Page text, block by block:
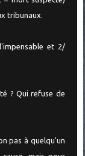
tribunaux.
et 2/
? Qui refuse de
pas à quelqu'un